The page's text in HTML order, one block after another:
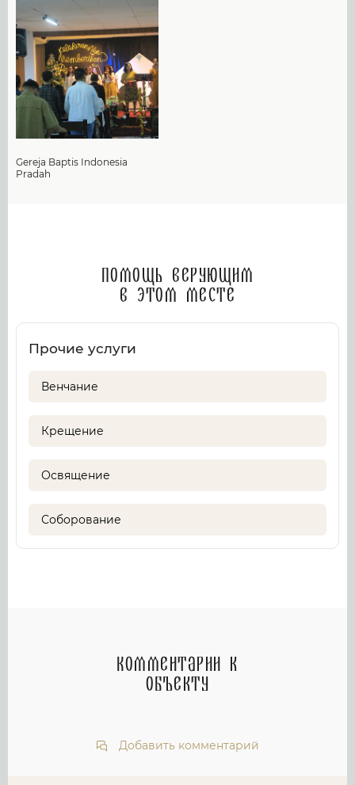
Gereja Baptis Indonesia
Pradah
Помощь верующим
в этом месте
Прочие услуги
Венчание
Крещение
Освящение
Соборование
Комментарии к
объекту
Добавить комментарий